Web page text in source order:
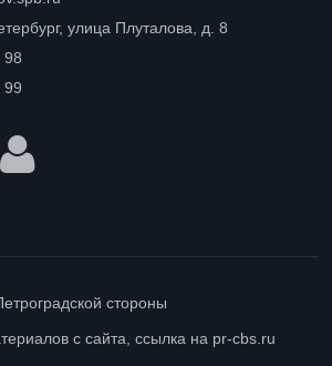
улица Плуталова, д. 8
98
99
стороны
с сайта, ссылка на pr-cbs.ru